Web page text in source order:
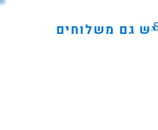
יש גם משלוחים